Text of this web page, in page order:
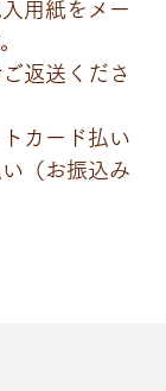
用紙をメー
返送くださ
カード払い
振込み